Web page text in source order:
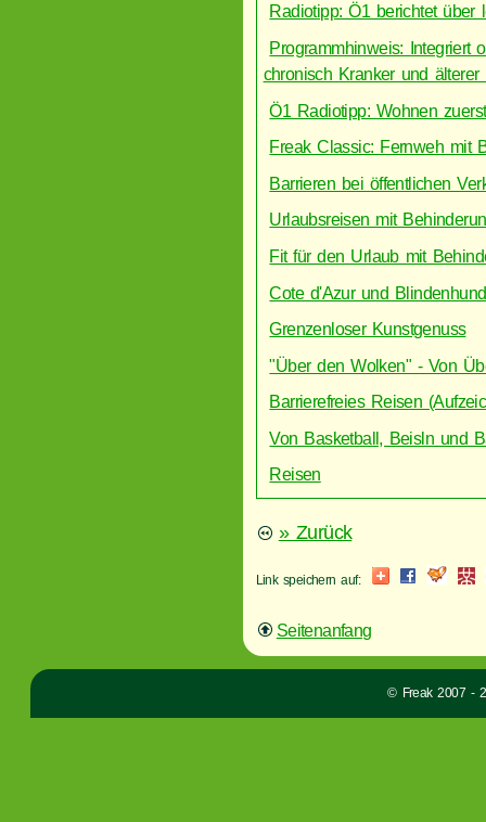
Radiotipp: Ö1 berichtet über
Programmhinweis: Integriert
chronisch Kranker und älterer
Ö1 Radiotipp: Wohnen
Freak Classic: Fernweh mit
Barrieren bei öffentlichen
Urlaubsreisen mit
Fit für den Urlaub mit
Cote d'Azur und Blindenhund
Grenzenloser Kunstgenuss
"Über den Wolken" - Von
Barrierefreies Reisen
Von Basketball, Beisln und
Reisen
» Zurück
Link speichern auf:
Seitenanfang
© Freak 2007 -